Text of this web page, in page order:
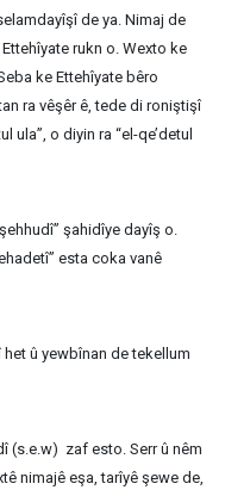
de ya. Nimaj de
rukn o. Wexto ke
ke Ettehîyate bêro
ra vêşêr ê, tede di roniştişî
ula”, o diyin ra “el-qe’detul
şahidîye dayîş o.
esta coka vanê
û yewbînan de tekellum
(s.e.w) zaf esto. Serr û nêm
nimajê eşa, tarîyê şewe de,